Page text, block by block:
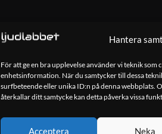
Hantera
För att ge en bra upplevelse använder vi teknik
enhetsinformation. När du samtycker till dessa
surfbeteende eller unika ID:n på denna webbplats.
återkallar ditt samtycke kan detta påverka vissa
Acceptera Neka